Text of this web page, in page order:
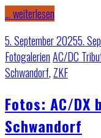
… weiterlesen
5. September 20255.
FotogalerienAC/DC
Schwandorf, ZKF
Fotos: AC/DX
Schwandorf